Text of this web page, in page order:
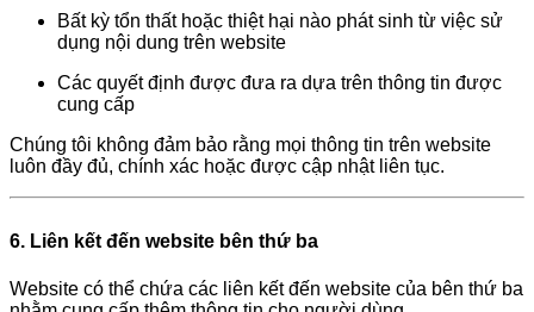
Bất kỳ tổn thất hoặc thiệt hại nào phát sinh từ việc sử
dụng nội dung trên website
Các quyết định được đưa ra dựa trên thông tin được
cung cấp
Chúng tôi không đảm bảo rằng mọi thông tin trên website
luôn đầy đủ, chính xác hoặc được cập nhật liên tục.
6. Liên kết đến website bên thứ ba
Website có thể chứa các liên kết đến website của bên thứ ba